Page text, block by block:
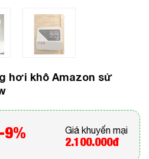
hơi khô Amazon sử
-9% Giá khuyến mại
2.100.000đ